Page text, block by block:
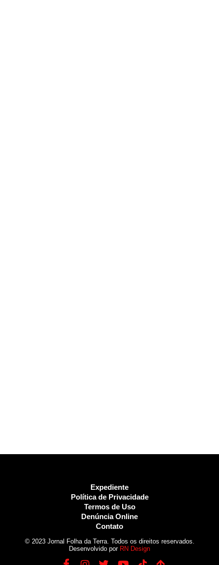
Expediente
Política de Privacidade
Termos de Uso
Denúncia Online
Contato
© 2023 Jornal Folha da Terra. Todos os direitos reservados.
Desenvolvido por RN Design